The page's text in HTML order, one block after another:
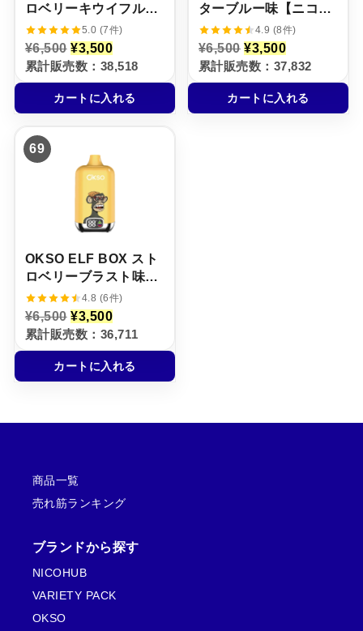
ロベリーキウイフルー
ツ味【ニコパフ】5%
5.0 (7件)
¥6,500 元
の
価
格
は
¥
0
。
¥3,500現
在
の
価
格
は
0
。
累計販売数：38,518
カートに入れる
ターブルー味【ニコパ
フ】5%
4.9 (8件)
¥6,500 元
の
価
格
は
¥
¥3,500現
在
の
価
格
は
累計販売数：37,832
カートに入れる
69
OKSO ELF BOX スト
ロベリーブラスト味
【ニコパフ】5%
4.8 (6件)
¥6,500 元
の
価
格
は
¥
た
。
¥3,500現
在
の
価
格
は
。
累計販売数：36,711
カートに入れる
商品一覧
売れ筋ランキング
ブランドから探す
NICOHUB
VARIETY PACK
OKSO